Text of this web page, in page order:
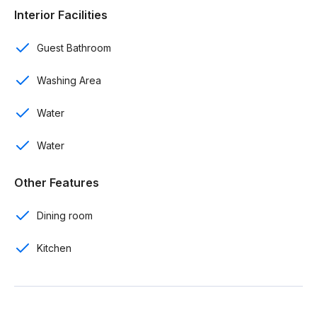
Gabinetes de cocina modular, con tope y backsplash
en granito natural.
Interior Facilities
Guest Bathroom
Washing Area
Water
Water
Other Features
Dining room
Kitchen